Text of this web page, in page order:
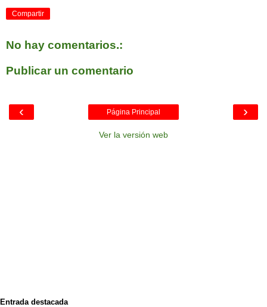
Compartir
No hay comentarios.:
Publicar un comentario
‹ ›
Página Principal
Ver la versión web
Entrada destacada